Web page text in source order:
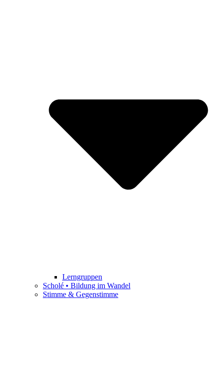
Lerngruppen
Scholé • Bildung im Wandel
Stimme & Gegenstimme